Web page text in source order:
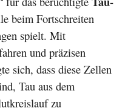
beim Fortschreiten
spielt. Mit
und präzisen
sich, dass diese Zellen
Tau aus dem
zu